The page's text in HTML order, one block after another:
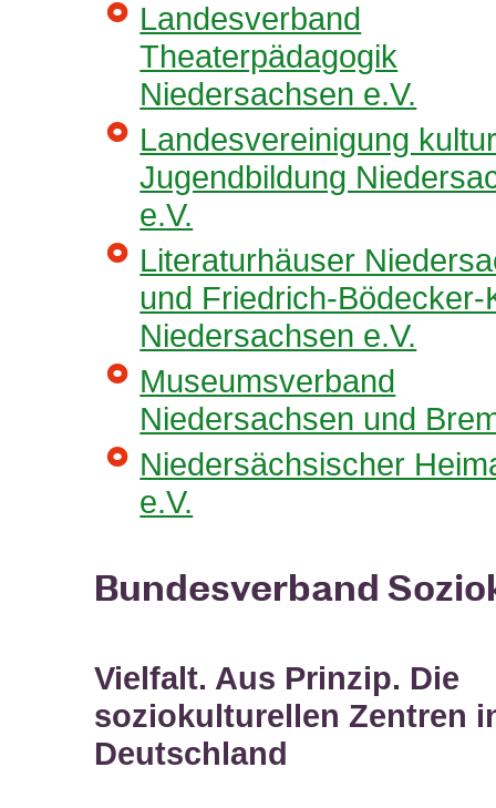
Landesverband
Theaterpädagogik
Niedersachsen e.V.
Landesvereinigung
Jugendbildung
e.V.
Literaturhäuser
und Friedrich-Bödecker-
Niedersachsen e.V.
Museumsverband
Niedersachsen und
Niedersächsischer
e.V.
Bundesverband
Vielfalt. Aus Prinzip. Die
soziokulturellen Zentren
Deutschland